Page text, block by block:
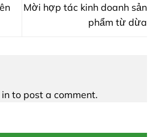
Mời hợp tác kinh doanh sản
phẩm từ dừa
to post a comment.